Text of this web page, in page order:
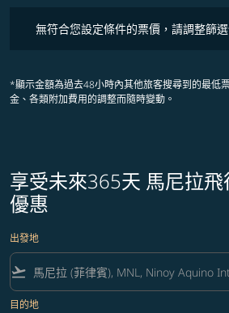
無符合您設定條件的票價，請調整篩選
*顯示金額為過去48小時內其他旅客搜尋到的最低
金、各類附加費用的調整而隨時變動。
享受未來365天 馬尼拉
優惠
出發地
flight_takeoff
目的地